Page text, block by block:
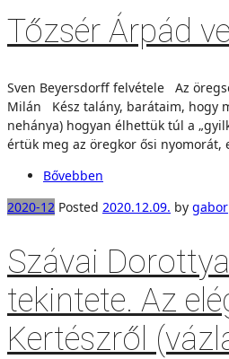
Tőzsér Árpád
Sven Beyersdorff felvétele Az
Milán Kész talány, barátaim, hogy
nehánya) hogyan élhettük túl a
értük meg az öregkor ősi nyomorát,
Bővebben
2020-12 Posted 2020.12.09. by gabor
Szávai
tekintete. Az
Kertészről